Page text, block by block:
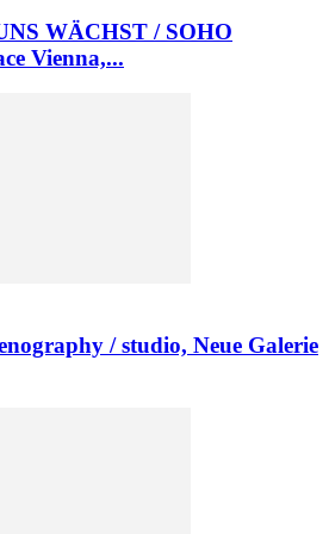
WÄCHST / SOHO
Vienna,...
/ studio, Neue Galerie